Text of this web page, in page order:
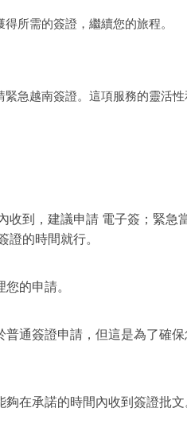
所需的簽證，繼續您的旅程。
急越南簽證。這項服務的靈活
收到，建議申請 電子簽；緊急
的時間就行。
的申請。
通簽證申請，但這是為了確
在承諾的時間內收到簽證批文